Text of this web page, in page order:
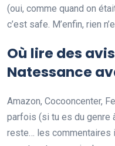
(oui, comme quand on
c’est safe. M’enfin, rien
Où lire des
Natessance
Amazon, Cocooncenter,
parfois (si tu es du genre
reste… les commentaires